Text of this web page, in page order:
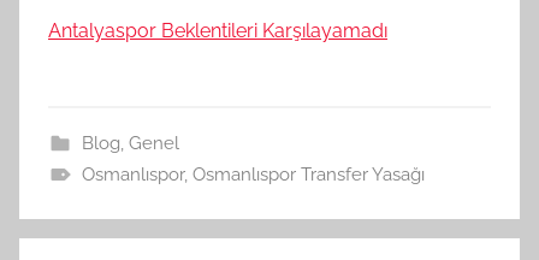
Antalyaspor Beklentileri Karşılayamadı
Blog Genel
Osmanlıspor, Osmanlıspor Transfer Yasağı